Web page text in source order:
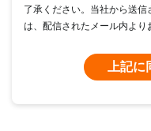
了承ください。当社から送
は、配信されたメール内より
上記